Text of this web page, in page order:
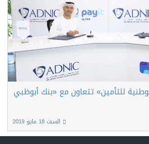
للتأمين» تتعاون مع «بنك أبوظبي
السبت 18 مايو 2019